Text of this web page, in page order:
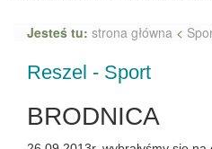
Jesteś tu: strona główna <
Reszel - Sport
BRODNICA